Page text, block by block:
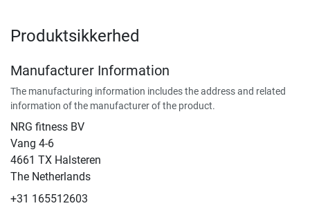
Produktsikkerhed
Manufacturer Information
The manufacturing information includes the address and related
information of the manufacturer of the product.
NRG fitness BV
Vang 4-6
4661 TX Halsteren
The Netherlands
+31 165512603